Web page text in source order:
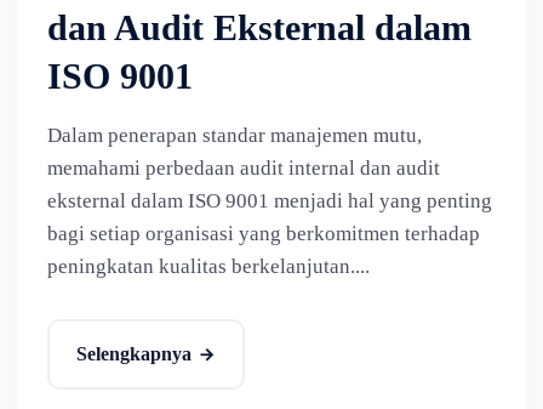
dan Audit Eksternal dalam
ISO 9001
Dalam penerapan standar manajemen mutu,
memahami perbedaan audit internal dan audit
eksternal dalam ISO 9001 menjadi hal yang penting
bagi setiap organisasi yang berkomitmen terhadap
peningkatan kualitas berkelanjutan....
Selengkapnya